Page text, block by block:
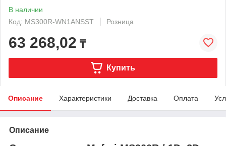
В наличии
Код: MS300R-WN1ANSST
Розница
63 268,02 ₸
Купить
Описание Характеристики Доставка Оплата
Описание